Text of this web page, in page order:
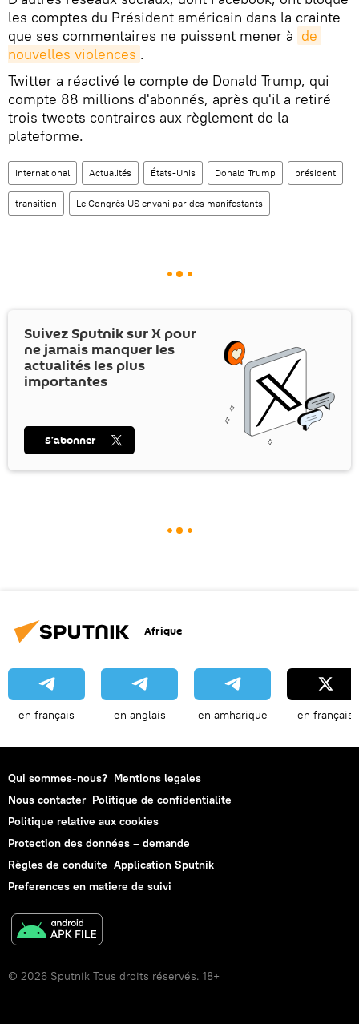
les comptes du Président américain dans la crainte
que ses commentaires ne puissent mener à de
nouvelles violences .
Twitter a réactivé le compte de Donald Trump, qui
compte 88 millions d'abonnés, après qu'il a retiré
trois tweets contraires aux règlement de la
plateforme.
International Actualités États-Unis Donald Trump président
transition Le Congrès US envahi par des manifestants
Suivez Sputnik surX pour
ne jamais manquer les
actualités les plus
importantes
S’abonner
Afrique
en français en anglais en amharique en français
Qui sommes-nous? Mentions legales
Nous contacter Politique de confidentialite
Politique relative aux cookies
Protection des données – demande
Règles de conduite Application Sputnik
Preferences en matiere de suivi
© 2026 Sputnik Tous droits réservés. 18+